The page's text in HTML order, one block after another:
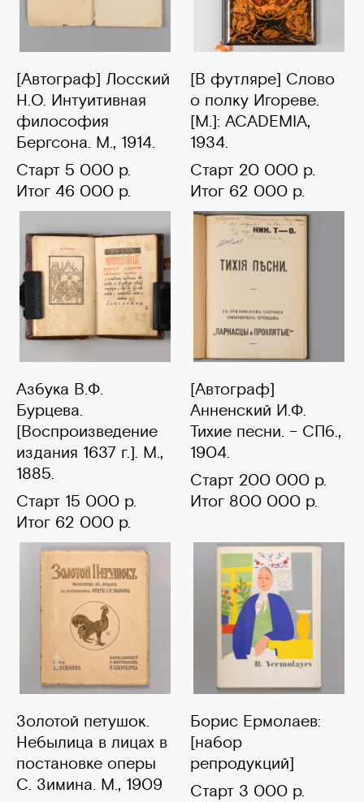
[Автограф] Лосский
Н.О. Интуитивная
философия
Бергсона. М., 1914.
Старт 5 000 р.
Итог 46 000 р.
[В футляре] Слово
о полку Игореве.
[М.]: ACADEMIA,
1934.
Старт 20 000 р.
Итог 62 000 р.
Азбука В.Ф.
Бурцева.
[Воспроизведение
издания 1637 г.]. М.,
1885.
Старт 15 000 р.
Итог 62 000 р.
[Автограф]
Анненский И.Ф.
Тихие песни. – СПб.,
1904.
Старт 200 000 р.
Итог 800 000 р.
Золотой петушок.
Небылица в лицах в
постановке оперы
С. Зимина. М., 1909
Борис Ермолаев:
[набор
репродукций]
Старт 3 000 р.